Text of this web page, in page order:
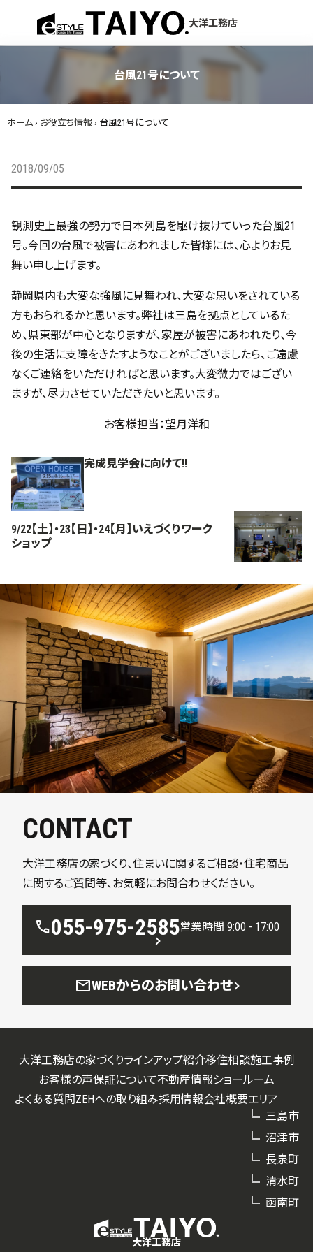
大洋工務店
台風21号について
ホーム › お役立ち情報 › 台風21号について
2018/09/05
観測史上最強の勢力で日本列島を駆け抜けていった台風21
号。今回の台風で被害にあわれました皆様には、心よりお見
舞い申し上げます。
静岡県内も大変な強風に見舞われ、大変な思いをされている
方もおられるかと思います。弊社は三島を拠点としているた
め、県東部が中心となりますが、家屋が被害にあわれたり、今
後の生活に支障をきたすようなことがございましたら、ご遠慮
なくご連絡をいただければと思います。大変微力ではござい
ますが、尽力させていただきたいと思います。
お客様担当：望月洋和
完成見学会に向けて!!
9/22【土】・23【日】・24【月】いえづくりワーク
ショップ
CONTACT
大洋工務店の家づくり、住まいに関するご相談・住宅商品
に関するご質問等、お気軽にお問合わせください。
call055-975-2585営業時間 9:00 - 17:00
mailWEBからのお問い合わせ
大洋工務店
大洋工務店の家づくりラインアップ紹介移住相談施工事例
お客様の声保証について不動産情報ショールーム
よくある質問ZEHへの取り組み採用情報会社概要エリア
三島市
沼津市
長泉町
清水町
函南町